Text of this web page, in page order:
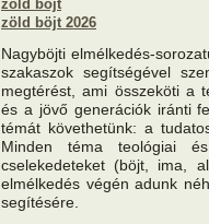
zöld böjt
zöld böjt 2026
Nagyböjti elmélkedés-
szakaszok segítségével
megtérést, ami összeköti a
és a jövő generációk iránti
témát követhetünk: a
Minden téma teológiai
cselekedeteket (böjt, ima,
elmélkedés végén adunk
segítésére.